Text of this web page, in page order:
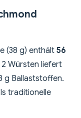
(38 g) enthält 56
Würsten liefert
g Ballaststoffen.
traditionelle